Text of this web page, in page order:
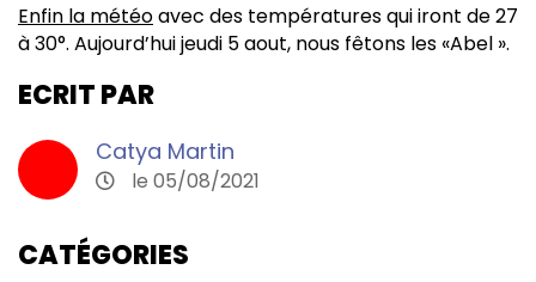
Enfin la météoavec des températures qui iront de 27
à 30°. Aujourd’hui jeudi 5 aout, nous fêtons les «Abel ».
ECRIT PAR
Catya Martin
le 05/08/2021
CATÉGORIES